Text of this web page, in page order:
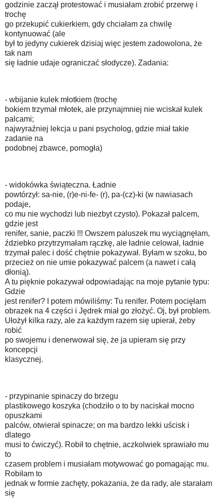
godzinie zaczął protestować i musiałam zrobić przerwę i
trochę
go przekupić cukierkiem, gdy chciałam za chwilę
kontynuować (ale
był to jedyny cukierek dzisiaj więc jestem zadowolona, że
tak nam
się ładnie udaje ograniczać słodycze). Zadania:
- wbijanie kulek młotkiem (trochę
bokiem trzymał młotek, ale przynajmniej nie wciskał kulek
palcami;
najwyraźniej lekcja u pani psycholog, gdzie miał takie
zadanie na
podobnej zbawce, pomogła)
- widokówka świąteczna. Ładnie
powtórzył: sa-nie, (r)e-ni-fe- (r), pa-(cz)-ki (w nawiasach
podaje,
co mu nie wychodzi lub niezbyt czysto). Pokazał palcem,
gdzie jest
renifer, sanie, paczki !!! Owszem paluszek mu wyciągnęłam,
ździebko przytrzymałam rączkę, ale ładnie celował, ładnie
trzymał palec i dość chętnie pokazywał. Byłam w szoku, bo
przecież on nie umie pokazywać palcem (a nawet i całą
dłonią).
A tu pięknie pokazywał odpowiadając na moje pytanie typu:
Gdzie
jest renifer? I potem mówiliśmy: Tu renifer. Potem pocięłam
obrazek na 4 części i Jędrek miał go złożyć. Oj, był problem.
Ułożył kilka razy, ale za każdym razem się upierał, żeby
robić
po swojemu i denerwował się, że ja upieram się przy
koncepcji
klasycznej.
- przypinanie spinaczy do brzegu
plastikowego koszyka (chodziło o to by naciskał mocno
opuszkami
palców, otwierał spinacze; on ma bardzo lekki uścisk i
dlatego
musi to ćwiczyć). Robił to chętnie, aczkolwiek sprawiało mu
to
czasem problem i musiałam motywować go pomagając mu.
Robiłam to
jednak w formie zachęty, pokazania, że da rady, ale starałam
się